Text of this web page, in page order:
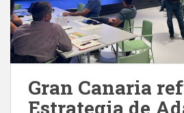
Gran Canaria
Estrategia de